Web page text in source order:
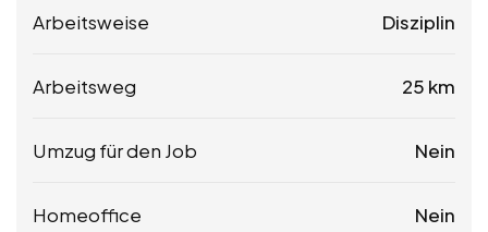
Arbeitsweise Disziplin
Arbeitsweg 25 km
Umzug für den Job Nein
Homeoffice Nein